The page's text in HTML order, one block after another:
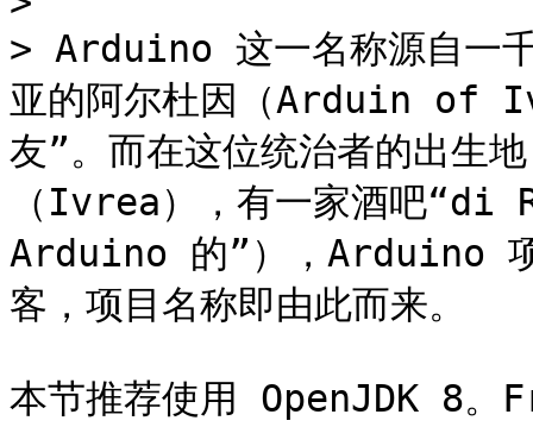
> Arduino 这一名称源自一千
亚的阿尔杜因（Arduin of
友”。而在这位统治者的出生
（Ivrea），有一家酒吧“di
Arduino 的”），Arduino 项
客，项目名称即由此而来。
本节推荐使用 OpenJDK 8